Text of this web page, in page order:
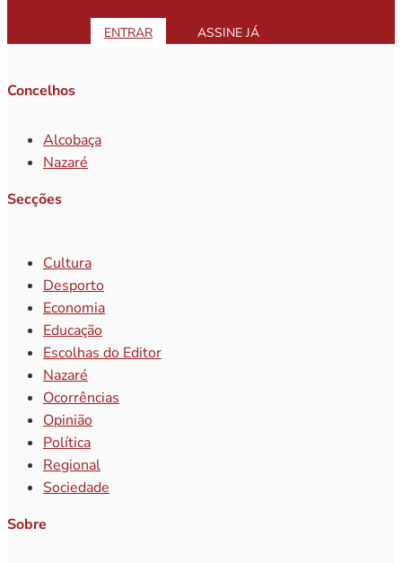
ENTRAR ASSINE JÁ
Concelhos
Alcobaça
Nazaré
Secções
Cultura
Desporto
Economia
Educação
Escolhas do Editor
Nazaré
Ocorrências
Opinião
Política
Regional
Sociedade
Sobre